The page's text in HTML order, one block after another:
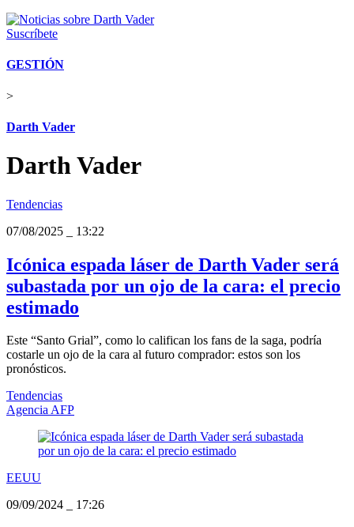
Suscríbete
GESTIÓN
>
Darth Vader
Darth Vader
Tendencias
07/08/2025
13:22
Icónica espada láser de Darth Vader será
subastada por un ojo de la cara: el precio
estimado
Este “Santo Grial”, como lo califican los fans de la saga, podría
costarle un ojo de la cara al futuro comprador: estos son los
pronósticos.
Tendencias
Agencia AFP
EEUU
09/09/2024
17:26